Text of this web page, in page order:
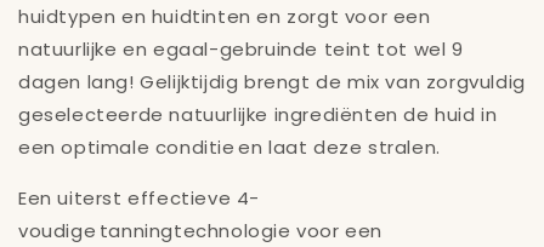
huidtypen en huidtinten en zorgt voor een
natuurlijke en egaal-gebruinde teint tot wel 9
dagen lang! Gelijktijdig brengt de mix van zorgvuldig
geselecteerde natuurlijke ingrediënten de huid in
een optimale conditie en laat deze stralen.
Een uiterst effectieve 4-
voudige tanningtechnologie voor een